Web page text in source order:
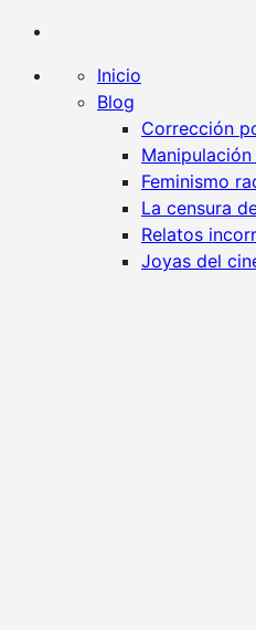
Inicio
Blog
Corrección
Feminismo
La censura
Relatos
Joyas del